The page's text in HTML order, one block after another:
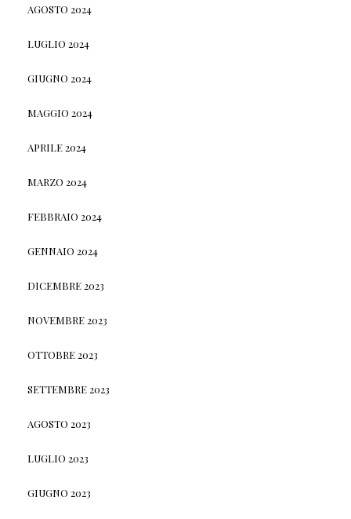
AGOSTO 2024
LUGLIO 2024
GIUGNO 2024
MAGGIO 2024
APRILE 2024
MARZO 2024
FEBBRAIO 2024
GENNAIO 2024
DICEMBRE 2023
NOVEMBRE 2023
OTTOBRE 2023
SETTEMBRE 2023
AGOSTO 2023
LUGLIO 2023
GIUGNO 2023